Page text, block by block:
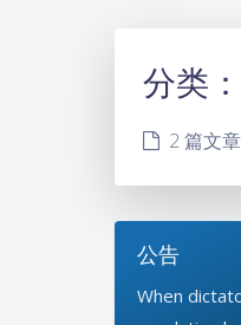
分类：
2 篇文章
公告
When